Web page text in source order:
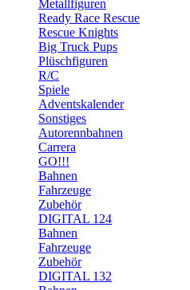
Metallfiguren
Ready Race Rescue
Rescue Knights
Big Truck Pups
Plüschfiguren
R/C
Spiele
Adventskalender
Sonstiges
Autorennbahnen
Carrera
GO!!!
Bahnen
Fahrzeuge
Zubehör
DIGITAL 124
Bahnen
Fahrzeuge
Zubehör
DIGITAL 132